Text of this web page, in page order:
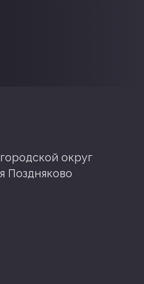
округ
Поздняково